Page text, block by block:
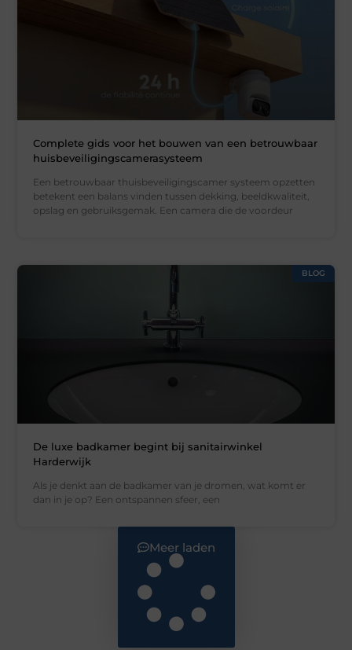
Complete gids voor het bouwen van een betrouwbaar
huisbeveiligingscamerasysteem
Een betrouwbaar thuisbeveiligingscamer systeem opzetten
betekent een balans vinden tussen dekking, beeldkwaliteit,
opslag en gebruiksgemak. Een camera die de voordeur
BLOG
De luxe badkamer begint bij sanitairwinkel
Harderwijk
Als je denkt aan de badkamer van je dromen, wat komt er
dan in je op? Een ontspannen sfeer, een
Meer laden